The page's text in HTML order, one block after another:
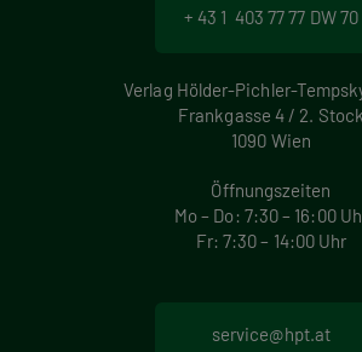
+ 43 1 403 77 77 DW 70
Verlag Hölder-Pichler-
Frankgasse 4 / 2. Stock
1090 Wien
Öffnungszeiten
Mo – Do: 7:30 – 16:00
Fr: 7:30 – 14:00 Uhr
service@hpt.at